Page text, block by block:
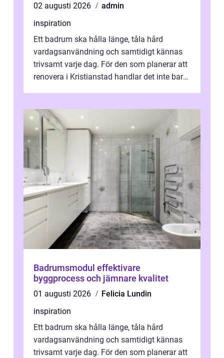
02 augusti 2026
admin
inspiration
Ett badrum ska hålla länge, tåla hård
vardagsanvändning och samtidigt kännas
trivsamt varje dag. För den som planerar att
renovera i Kristianstad handlar det inte bara
Badrumsmodul effektivare
byggprocess och jämnare kvalitet
01 augusti 2026
Felicia Lundin
inspiration
Ett badrum ska hålla länge, tåla hård
vardagsanvändning och samtidigt kännas
trivsamt varje dag. För den som planerar att